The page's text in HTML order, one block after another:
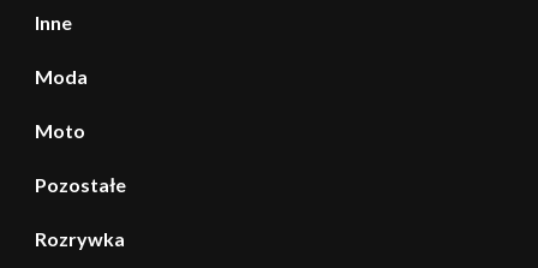
Inne
Moda
Moto
Pozostałe
Rozrywka